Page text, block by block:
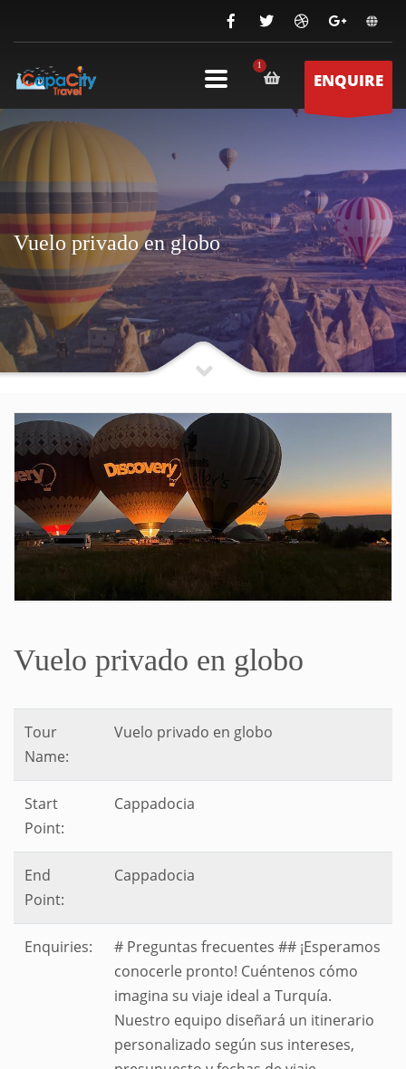
ENQUIRE
Vuelo privado en globo
Vuelo privado en globo
Tour
Name:
Vuelo privado en globo
Start
Point:
Cappadocia
End
Point:
Cappadocia
Enquiries:
# Preguntas frecuentes ## ¡Esperamos
conocerle pronto! Cuéntenos cómo
imagina su viaje ideal a Turquía.
Nuestro equipo diseñará un itinerario
personalizado según sus intereses,